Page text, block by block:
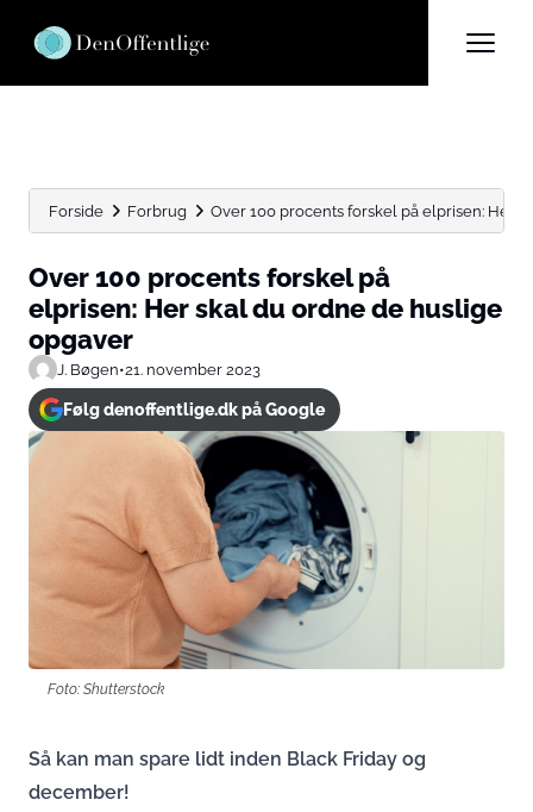
Forside Forbrug Over 100 procents forskel på elprisen: Her
Over 100 procents forskel på
elprisen: Her skal du ordne de huslige
opgaver
J. Bøgen•21. november 2023
Følg denoffentlige.dk på Google
Foto: Shutterstock
Så kan man spare lidt inden Black Friday og
december!